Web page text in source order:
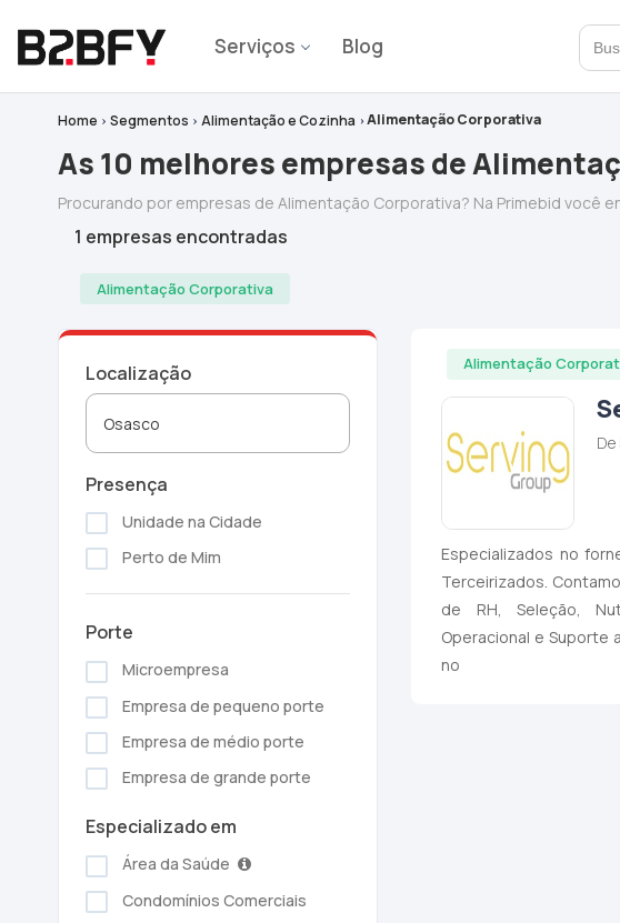
Serviços Blog
Home Segmentos Alimentação e Cozinha Alimentação Corporativa
As 10 melhores empresas de
Procurando por empresas de Alimentação Corporativa? Na Primebid você
1 empresas encontradas
Alimentação Corporativa
Localização
Presença
Unidade na Cidade
Perto de Mim
Porte
Microempresa
Empresa de pequeno porte
Empresa de médio porte
Empresa de grande porte
Especializado em
Área da Saúde
Condomínios Comerciais
Alimentação
Especializados no
Terceirizados.
de RH, Seleção,
Operacional e
no